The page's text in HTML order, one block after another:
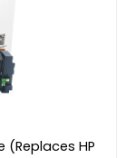
(Replaces HP